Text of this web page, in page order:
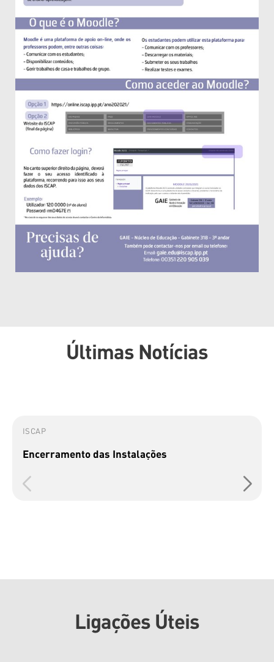
Últimas Notícias
ISCAP
Encerramento das Instalações
Ligações Úteis